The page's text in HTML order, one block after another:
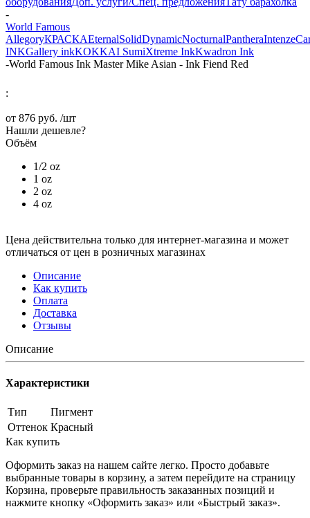
-
World Famous
AllegoryКРАСКАEternalSolidDynamicNocturnalPantheraIntenze
INKGallery inkKOKKAI SumiXtreme InkKwadron Ink
-World Famous Ink Master Mike Asian - Ink Fiend Red
:
от 876 руб. /шт
Нашли дешевле?
Объём
1/2 oz
1 oz
2 oz
4 oz
Цена действительна только для интернет-магазина и может
отличаться от цен в розничных магазинах
Описание
Как купить
Оплата
Доставка
Отзывы
Описание
Характеристики
Тип
Пигмент
Оттенок Красный
Как купить
Оформить заказ на нашем сайте легко. Просто добавьте
выбранные товары в корзину, а затем перейдите на страницу
Корзина, проверьте правильность заказанных позиций и
нажмите кнопку «Оформить заказ» или «Быстрый заказ».